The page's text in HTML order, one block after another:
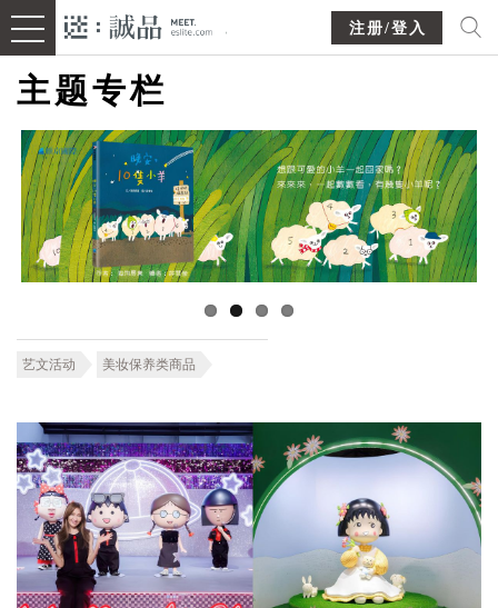
注册/登入
主题专栏
艺文活动 美妆保养类商品